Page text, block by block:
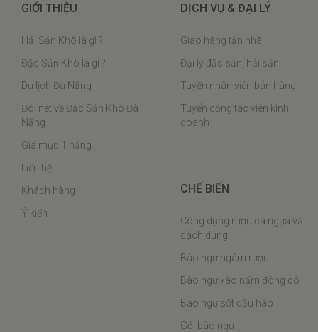
GIỚI THIỆU
Hải Sản Khô là gì ?
Đặc Sản Khô là gì ?
Du lịch Đà Nẵng
Đôi nét về Đặc Sản Khô Đà
Nẵng
Giá mực 1 nắng
Liên hệ
Khách hàng
Ý kiến
DỊCH VỤ & ĐẠI LÝ
Giao hàng tận nhà
Đại lý đặc sản, hải sản
Tuyển nhân viên bán hàng
Tuyển cộng tác viên kinh
doanh
CHẾ BIẾN
Công dụng rượu cá ngựa và
cách dùng
Bào ngư ngâm rượu
Bào ngư xào nấm đông cô
Bào ngư sốt dầu hào
Gỏi bào ngư